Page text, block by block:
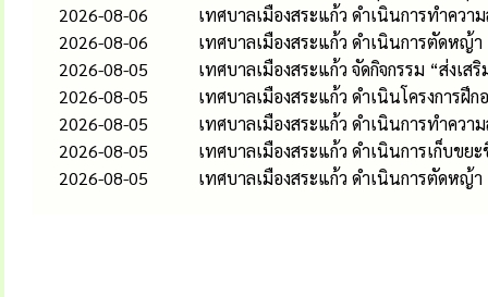
2026-08-06
เทศบาลเมืองสระแก้ว ดำเนินการทำควา
2026-08-06
เทศบาลเมืองสระแก้ว ดำเนินการตัดหญ้า
2026-08-05
เทศบาลเมืองสระแก้ว จัดกิจกรรม “ส่งเ
2026-08-05
เทศบาลเมืองสระแก้ว ดำเนินโครงการ
2026-08-05
เทศบาลเมืองสระแก้ว ดำเนินการทำควา
2026-08-05
เทศบาลเมืองสระแก้ว ดำเนินการเก็บขย
2026-08-05
เทศบาลเมืองสระแก้ว ดำเนินการตัดหญ้า